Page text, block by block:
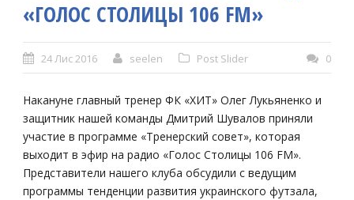
«ГОЛОС СТОЛИЦЫ 106 FM»
24 Лис 2016 seelen Post Slider 0
Накануне главный тренер ФК «ХИТ» Олег Лукьяненко и
защитник нашей команды Дмитрий Шувалов приняли
участие в программе «Тренерский совет», которая
выходит в эфир на радио «Голос Столицы 106 FM».
Представители нашего клуба обсудили с ведущим
программы тенденции развития украинского футзала,